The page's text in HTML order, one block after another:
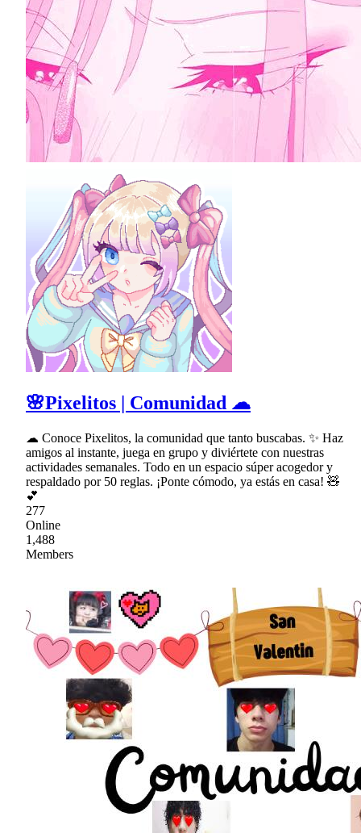
🌸Pixelitos | Comunidad ☁
☁ Conoce Pixelitos, la comunidad que tanto buscabas. ✨ Haz
amigos al instante, juega en grupo y diviértete con nuestras
actividades semanales. Todo en un espacio súper acogedor y
respaldado por 50 reglas. ¡Ponte cómodo, ya estás en casa! 🧸
💕
277
Online
1,488
Members